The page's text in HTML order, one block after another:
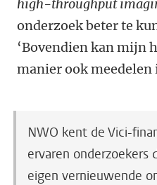
high-throughput
onderzoek beter te
‘Bovendien kan mijn
manier ook meedelen
NWO kent de Vici-
ervaren onderzoekers
eigen vernieuwende